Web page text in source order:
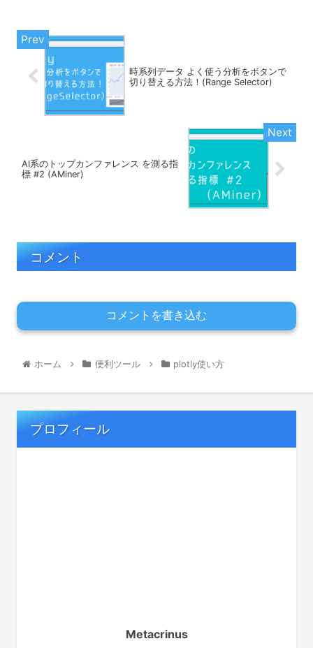
時系列データ よく使う分析をボタンで
切り替える方法！(Range Selector)
AI系のトップカンファレンス を測る指
標 #2 (AMiner)
コメント
コメントを書き込む
ホーム 便利ツール plotly使い方
プロフィール
Metacrinus